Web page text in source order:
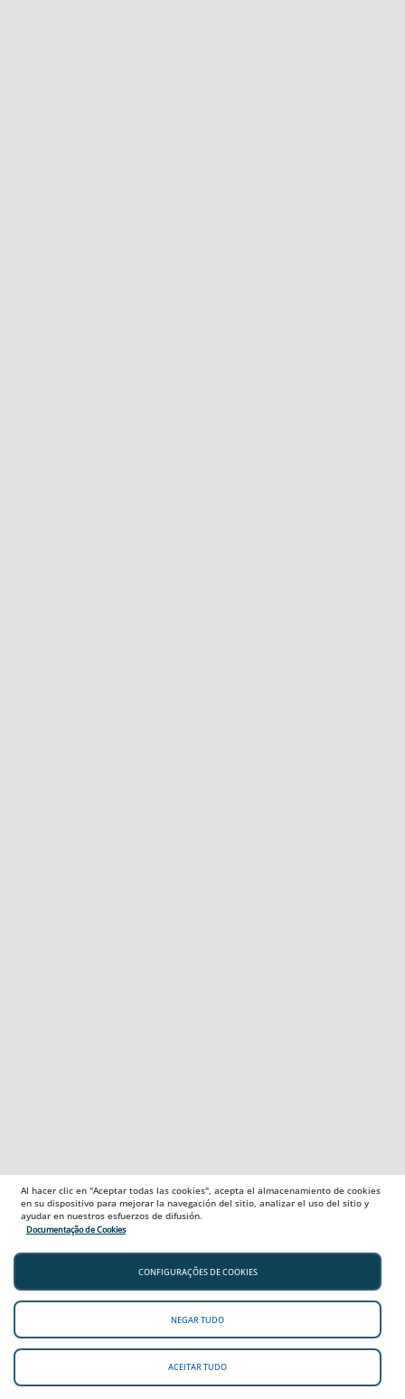
Al hacer clic en "Aceptar todas las cookies", acepta el almacenamiento de cookies
en su dispositivo para mejorar la navegación del sitio, analizar el uso del sitio y
ayudar en nuestros esfuerzos de difusión.
Documentação de Cookies
CONFIGURAÇÕES DE COOKIES
NEGAR TUDO
ACEITAR TUDO